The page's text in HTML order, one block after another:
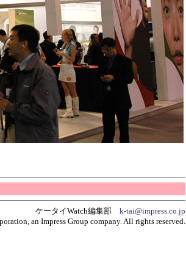
ケータイWatch編集部 k-tai@impress.co.jp
an Impress Group company. All rights reserved.